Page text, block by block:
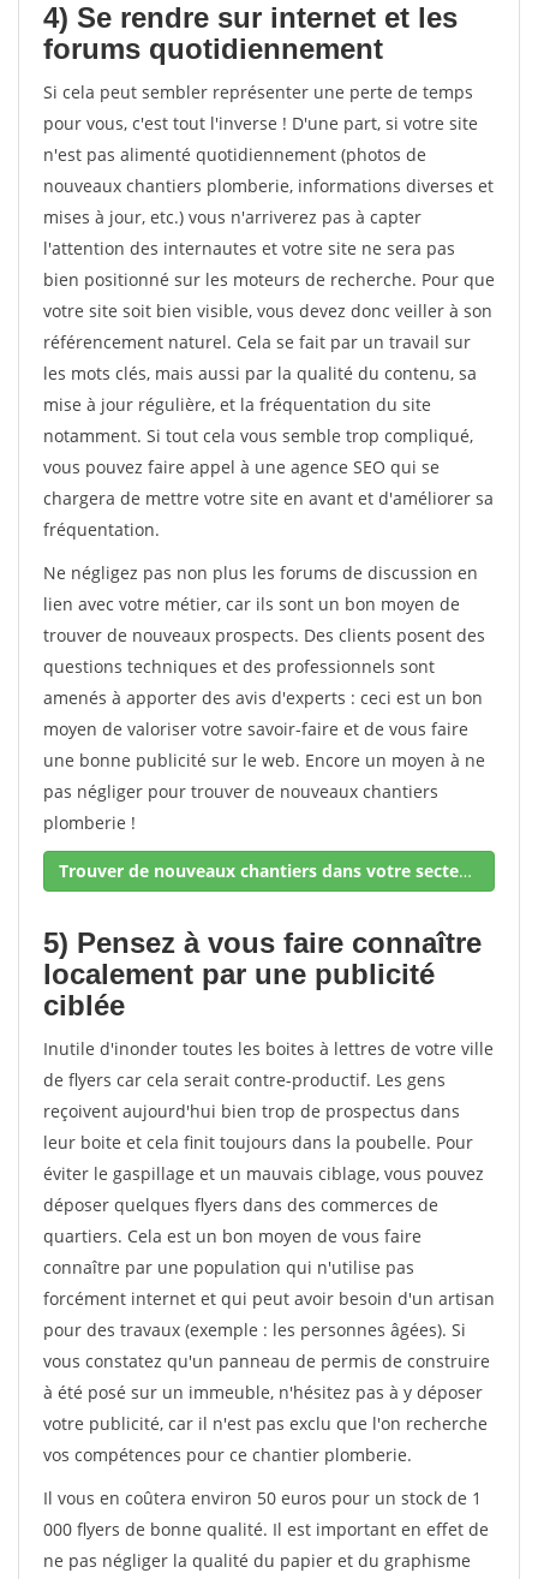
4) Se rendre sur internet et les
forums quotidiennement
Si cela peut sembler représenter une perte de temps
pour vous, c'est tout l'inverse ! D'une part, si votre site
n'est pas alimenté quotidiennement (photos de
nouveaux chantiers plomberie, informations diverses et
mises à jour, etc.) vous n'arriverez pas à capter
l'attention des internautes et votre site ne sera pas
bien positionné sur les moteurs de recherche. Pour que
votre site soit bien visible, vous devez donc veiller à son
référencement naturel. Cela se fait par un travail sur
les mots clés, mais aussi par la qualité du contenu, sa
mise à jour régulière, et la fréquentation du site
notamment. Si tout cela vous semble trop compliqué,
vous pouvez faire appel à une agence SEO qui se
chargera de mettre votre site en avant et d'améliorer sa
fréquentation.
Ne négligez pas non plus les forums de discussion en
lien avec votre métier, car ils sont un bon moyen de
trouver de nouveaux prospects. Des clients posent des
questions techniques et des professionnels sont
amenés à apporter des avis d'experts : ceci est un bon
moyen de valoriser votre savoir-faire et de vous faire
une bonne publicité sur le web. Encore un moyen à ne
pas négliger pour trouver de nouveaux chantiers
plomberie !
Trouver de nouveaux chantiers dans votre secteur !
5) Pensez à vous faire connaître
localement par une publicité
ciblée
Inutile d'inonder toutes les boites à lettres de votre ville
de flyers car cela serait contre-productif. Les gens
reçoivent aujourd'hui bien trop de prospectus dans
leur boite et cela finit toujours dans la poubelle. Pour
éviter le gaspillage et un mauvais ciblage, vous pouvez
déposer quelques flyers dans des commerces de
quartiers. Cela est un bon moyen de vous faire
connaître par une population qui n'utilise pas
forcément internet et qui peut avoir besoin d'un artisan
pour des travaux (exemple : les personnes âgées). Si
vous constatez qu'un panneau de permis de construire
à été posé sur un immeuble, n'hésitez pas à y déposer
votre publicité, car il n'est pas exclu que l'on recherche
vos compétences pour ce chantier plomberie.
Il vous en coûtera environ 50 euros pour un stock de 1
000 flyers de bonne qualité. Il est important en effet de
ne pas négliger la qualité du papier et du graphisme